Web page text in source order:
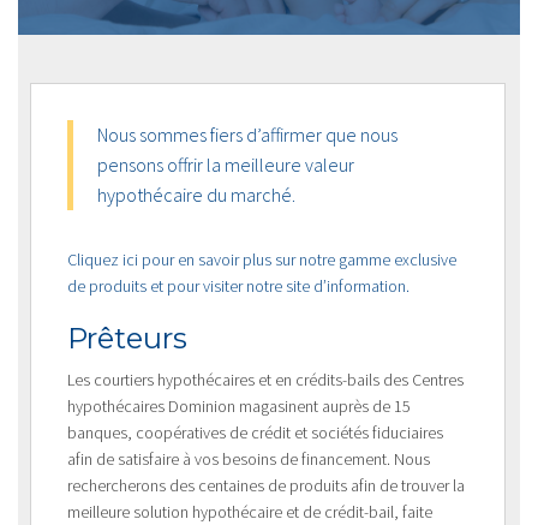
Nous sommes fiers d’affirmer que nous
pensons offrir la meilleure valeur
hypothécaire du marché.
Cliquez ici pour en savoir plus sur notre gamme exclusive
de produits et pour visiter notre site d’information.
Prêteurs
Les courtiers hypothécaires et en crédits-bails des Centres
hypothécaires Dominion magasinent auprès de 15
banques, coopératives de crédit et sociétés fiduciaires
afin de satisfaire à vos besoins de financement. Nous
rechercherons des centaines de produits afin de trouver la
meilleure solution hypothécaire et de crédit-bail, faite